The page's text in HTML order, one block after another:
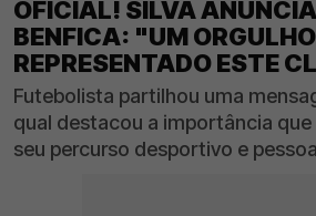
OFICIAL! SILVA
BENFICA: "UM
REPRESENTADO ESTE
Futebolista partilhou uma
qual destacou a importância que
seu percurso desportivo e